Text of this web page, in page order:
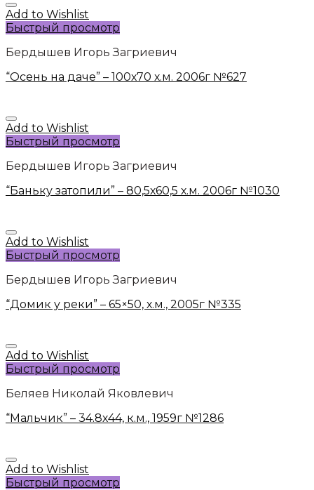
Add to Wishlist
Быстрый просмотр
Бердышев Игорь Загриевич
“Осень на даче” – 100х70 х.м. 2006г №627
Add to Wishlist
Быстрый просмотр
Бердышев Игорь Загриевич
“Баньку затопили” – 80,5х60,5 х.м. 2006г №1030
Add to Wishlist
Быстрый просмотр
Бердышев Игорь Загриевич
“Домик у реки” – 65×50, х.м., 2005г №335
Add to Wishlist
Быстрый просмотр
Беляев Николай Яковлевич
“Мальчик” – 34.8х44, к.м., 1959г №1286
Add to Wishlist
Быстрый просмотр